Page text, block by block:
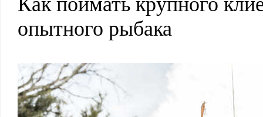
опытного рыбака